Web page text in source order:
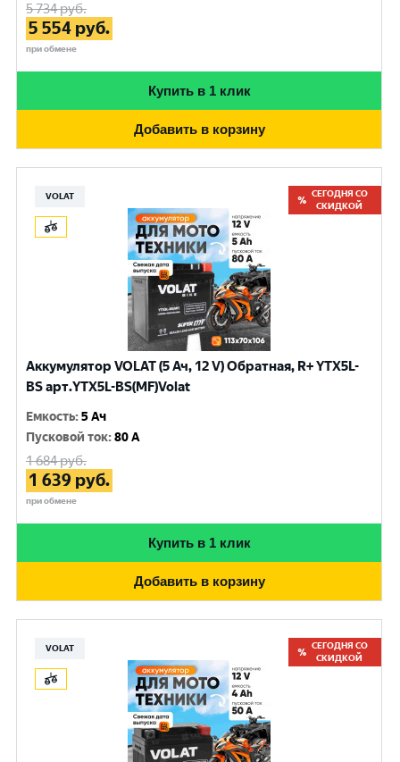
5 734руб.
5 554 руб.
при обмене
Купить в 1 клик
Добавить в корзину
VOLAT
СЕГОДНЯ СО
СКИДКОЙ
Аккумулятор VOLAT (5 Ач, 12 V) Обратная, R+ YTX5L-
BS арт.YTX5L-BS(MF)Volat
Емкость:5 Ач
Пусковой ток:80 A
1 684руб.
1 639 руб.
при обмене
Купить в 1 клик
Добавить в корзину
VOLAT
СЕГОДНЯ СО
СКИДКОЙ